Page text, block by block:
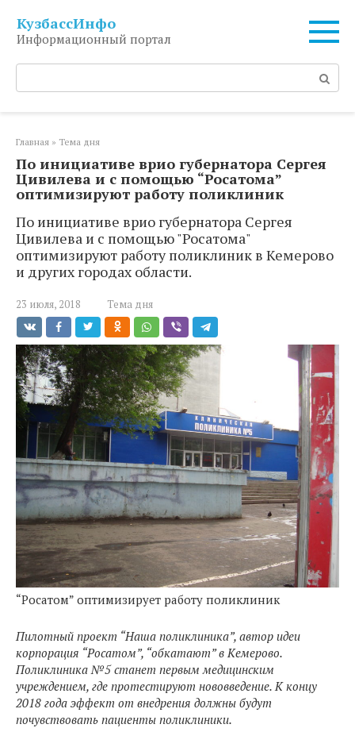
контенту
КузбассИнфо
Информационный портал
Поиск:
Главная » Тема дня
По инициативе врио губернатора Сергея
Цивилева и с помощью “Росатома”
оптимизируют работу поликлиник
По инициативе врио губернатора Сергея
Цивилева и с помощью "Росатома"
оптимизируют работу поликлиник в Кемерово
и других городах области.
23 июля, 2018 Тема дня
“Росатом” оптимизирует работу поликлиник
Пилотный проект “Наша поликлиника”, автор идеи
корпорация “Росатом”, “обкатают” в Кемерово.
Поликлиника №5 станет первым медицинским
учреждением, где протестируют нововведение. К концу
2018 года эффект от внедрения должны будут
почувствовать пациенты поликлиники.